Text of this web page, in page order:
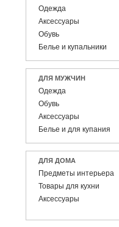
Одежда
Аксессуары
Обувь
Белье и купальники
ДЛЯ МУЖЧИН
Одежда
Обувь
Аксессуары
Белье и для купания
ДЛЯ ДОМА
Предметы интерьера
Товары для кухни
Аксессуары